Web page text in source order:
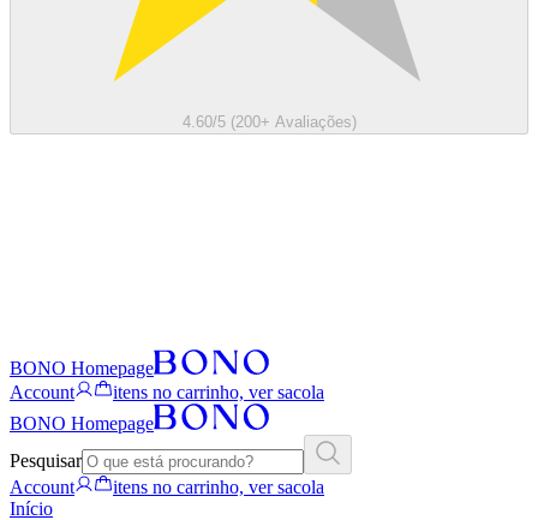
4.60/5 (200+ Avaliações)
BONO Homepage
Account
itens no carrinho, ver sacola
BONO Homepage
Pesquisar
Account
itens no carrinho, ver sacola
Início